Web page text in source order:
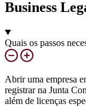
Business
Quais os passos
Abrir uma empresa
registrar na Junta
além de licenças